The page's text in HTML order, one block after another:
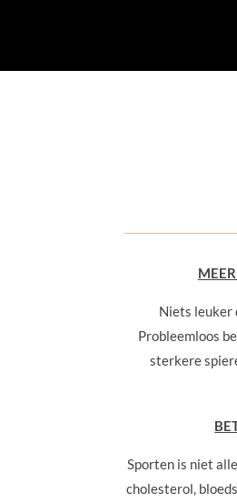
Niets leuker
Probleemloos
sterkere
Sporten is niet
cholesterol,